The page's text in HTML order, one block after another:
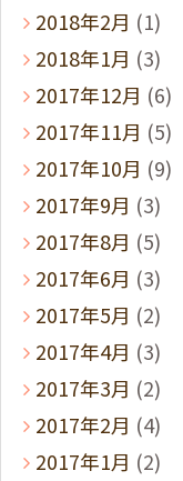
2018年2月 (1)
2018年1月 (3)
2017年12月 (6)
2017年11月 (5)
2017年10月 (9)
2017年9月 (3)
2017年8月 (5)
2017年6月 (3)
2017年5月 (2)
2017年4月 (3)
2017年3月 (2)
2017年2月 (4)
2017年1月 (2)